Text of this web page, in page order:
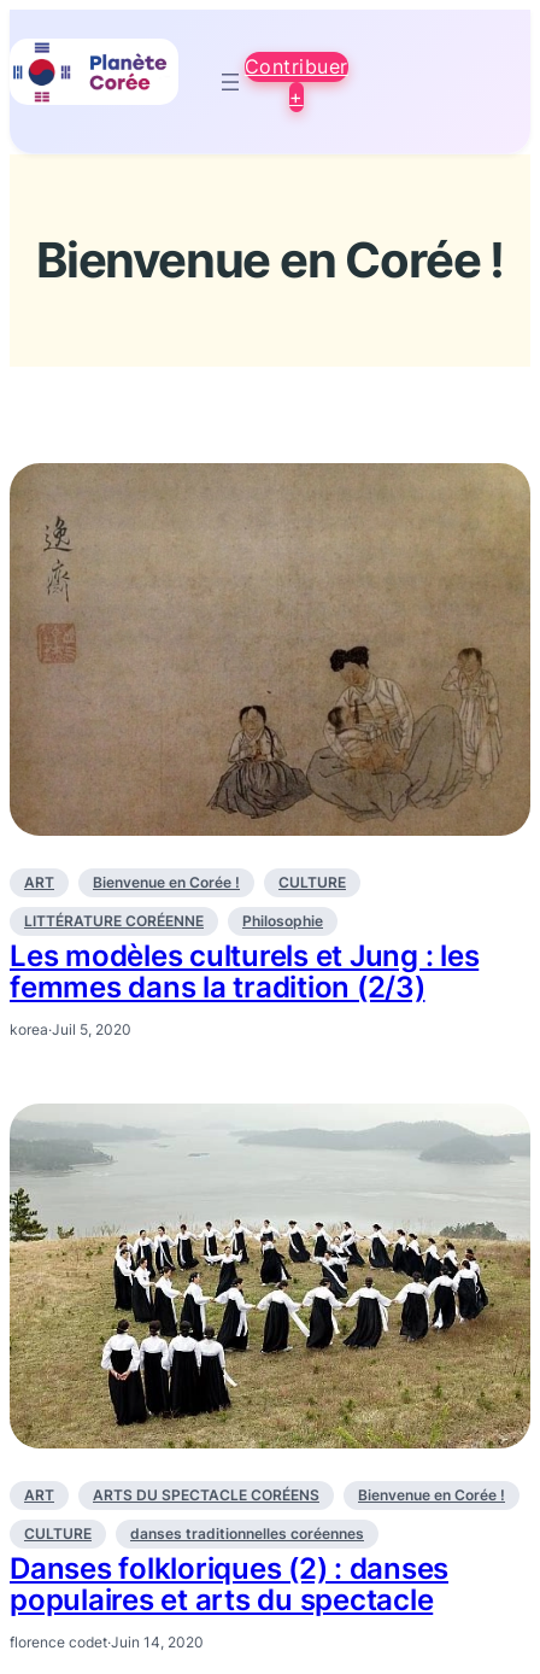
au
contenu
Contribuer
+
Bienvenue en Corée !
ART Bienvenue en Corée ! CULTURE
LITTÉRATURE CORÉENNE Philosophie
Les modèles culturels et Jung : les
femmes dans la tradition (2/3)
korea·Juil 5, 2020
ART ARTS DU SPECTACLE CORÉENS Bienvenue en Corée !
CULTURE danses traditionnelles coréennes
Danses folkloriques (2) : danses
populaires et arts du spectacle
florence codet·Juin 14, 2020